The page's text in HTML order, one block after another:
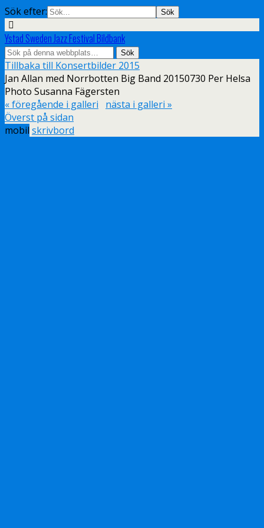
Sök efter:
Ystad Sweden Jazz Festival Bildbank
Tillbaka till Konsertbilder 2015
Jan Allan med Norrbotten Big Band 20150730 Per Helsa
Photo Susanna Fägersten
« föregående i galleri
nästa i galleri »
Överst på sidan
mobil skrivbord